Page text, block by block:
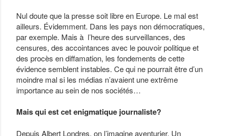
Nul doute que la presse soit libre en Europe. Le mal est
ailleurs. Évidemment. Dans les pays non démocratiques,
par exemple. Mais à l’heure des surveillances, des
censures, des accointances avec le pouvoir politique et
des procès en diffamation, les fondements de cette
évidence semblent instables. Ce qui ne pourrait être d’un
moindre mal si les médias n’avaient une extrême
importance au sein de nos sociétés…
Mais qui est cet enigmatique journaliste?
Depuis Albert Londres, on l’imagine aventurier. Un